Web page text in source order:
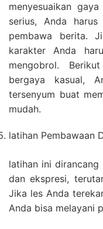
menyesuaikan
serius, Anda
pembawa berita.
karakter Anda
mengobrol.
bergaya kasual,
tersenyum buat
mudah.
latihan Pembawaan
latihan ini
dan ekspresi,
Jika les Anda
Anda bisa melayani